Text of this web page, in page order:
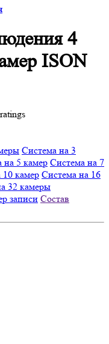
4
ISON
Система на 3
на 5 камер Система на 7
камер Система на 16
32 камеры
записи Состав